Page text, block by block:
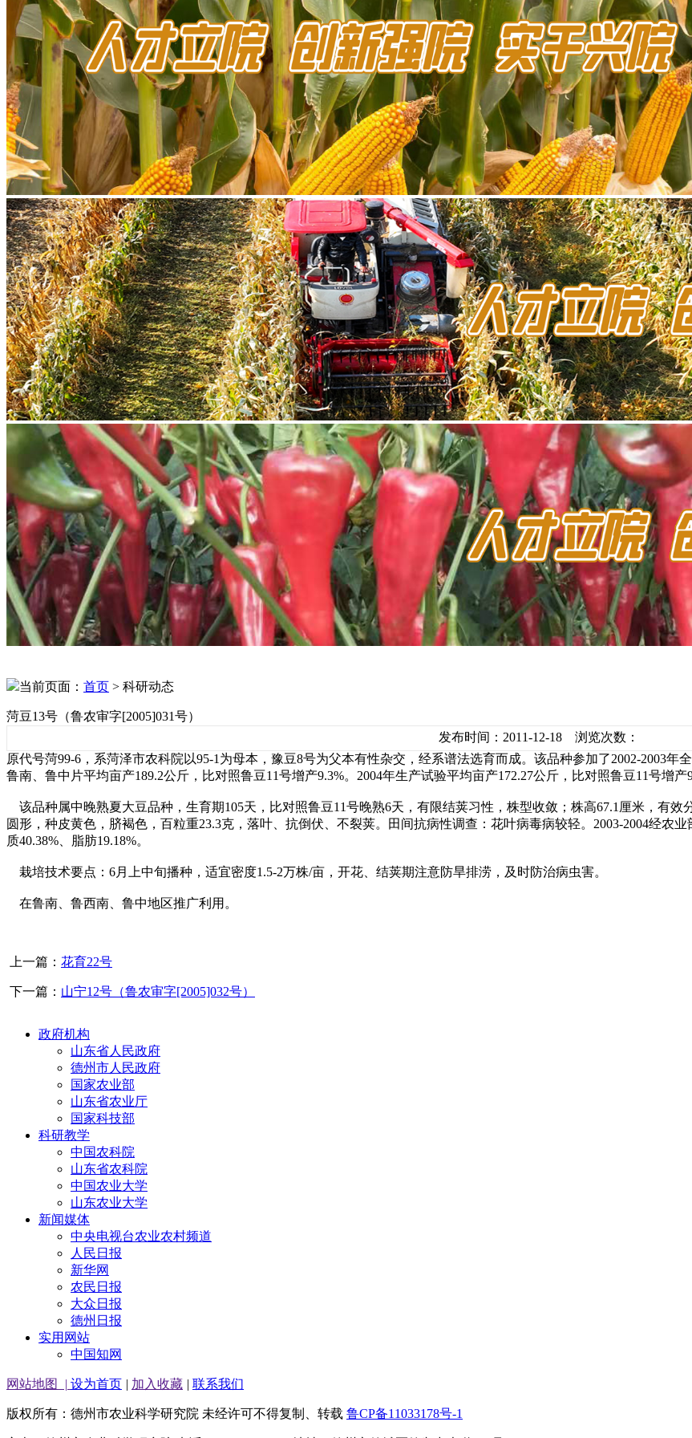
当前页面： 首页 > 科研动态
菏豆13号（鲁农审字[2005]031号）
发布时间：2011-12-18 浏览次数：
原代号菏99-6，系菏泽市农科院以95-1为母本，豫豆8号为父本有性杂交，经系谱法选育而成。该品种参加了2002-2003年
鲁南、鲁中片平均亩产189.2公斤，比对照鲁豆11号增产9.3%。2004年生产试验平均亩产172.27公斤，比对照鲁豆11号增产
该品种属中晚熟夏大豆品种，生育期105天，比对照鲁豆11号晚熟6天，有限结荚习性，株型收敛；株高67.1厘米，有效
圆形，种皮黄色，脐褐色，百粒重23.3克，落叶、抗倒伏、不裂荚。田间抗病性调查：花叶病毒病较轻。2003-2004经农
质40.38%、脂肪19.18%。
栽培技术要点：6月上中旬播种，适宜密度1.5-2万株/亩，开花、结荚期注意防旱排涝，及时防治病虫害。
在鲁南、鲁西南、鲁中地区推广利用。
上一篇： 花育22号
下一篇： 山宁12号（鲁农审字[2005]032号）
政府机构
山东省人民政府
德州市人民政府
国家农业部
山东省农业厅
国家科技部
科研教学
中国农科院
山东省农科院
中国农业大学
山东农业大学
新闻媒体
中央电视台农业农村频道
人民日报
新华网
农民日报
大众日报
德州日报
实用网站
中国知网
网站地图 | 设为首页 | 加入收藏 | 联系我们
版权所有：德州市农业科学研究院 未经许可不得复制、转载 鲁CP备11033178号-1